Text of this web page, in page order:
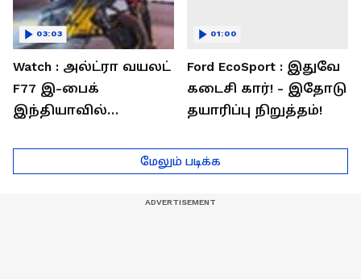
Watch : அல்ட்ரா வயலட்
F77 இ-பைக்
இந்தியாவில்
சார்ஜில் 307கி.மீ
பயணம்!
03:03
Ford EcoSport : இதுவே
கடைசி கார்! - இதோடு
தயாரிப்பு நிறுத்தம்!
01:00
மேலும் படிக்க